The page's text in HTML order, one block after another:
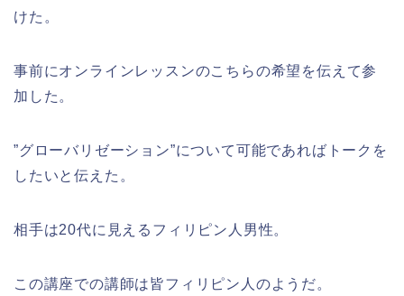
けた。
事前にオンラインレッスンのこちらの希望を伝えて参
加した。
”グローバリゼーション”について可能であればトークを
したいと伝えた。
相手は20代に見えるフィリピン人男性。
この講座での講師は皆フィリピン人のようだ。